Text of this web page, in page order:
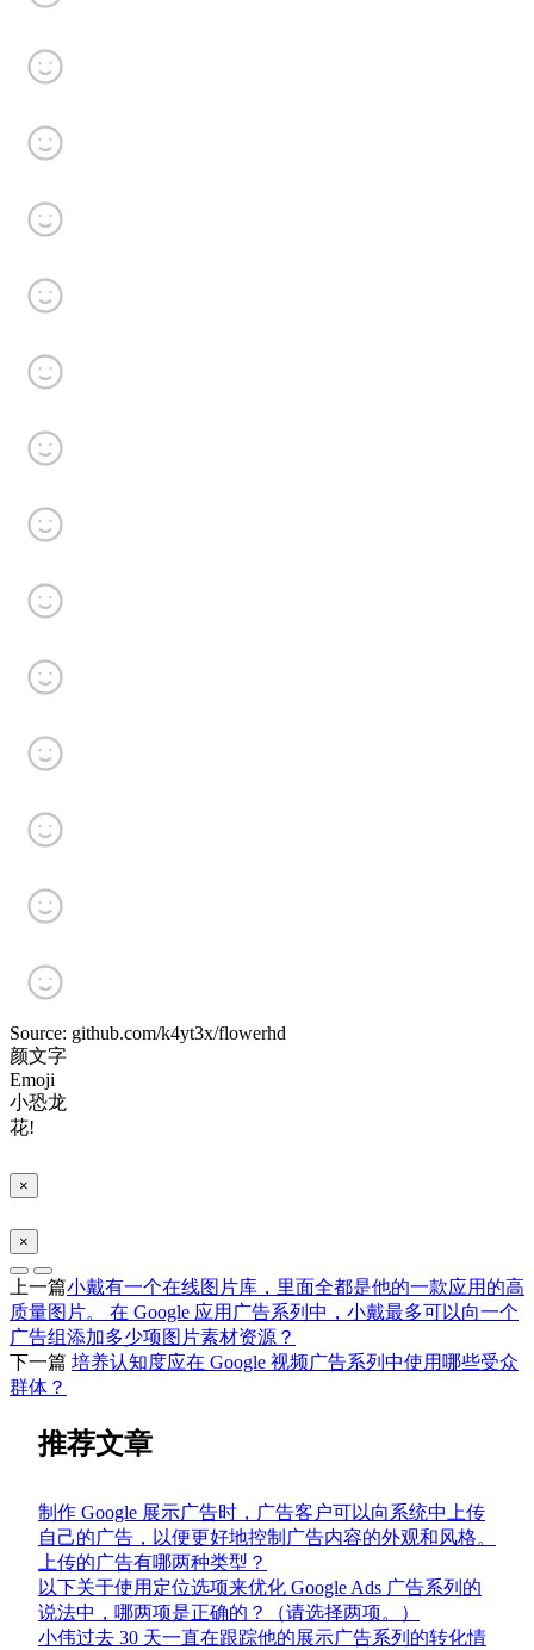
Source: github.com/k4yt3x/flowerhd
颜文字
Emoji
小恐龙
花!
×
×
上一篇小戴有一个在线图片库，里面全都是他的一款应用的高
质量图片。 在 Google 应用广告系列中，小戴最多可以向一个
广告组添加多少项图片素材资源？
下一篇 培养认知度应在 Google 视频广告系列中使用哪些受众
群体？
推荐文章
制作 Google 展示广告时，广告客户可以向系统中上传
自己的广告，以便更好地控制广告内容的外观和风格。
上传的广告有哪两种类型？
以下关于使用定位选项来优化 Google Ads 广告系列的
说法中，哪两项是正确的？（请选择两项。）
小伟过去 30 天一直在跟踪他的展示广告系列的转化情